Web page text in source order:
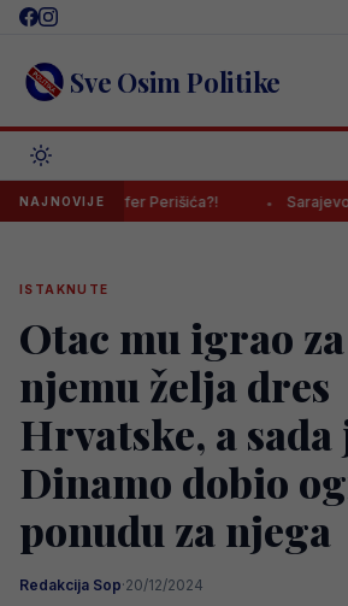
Skip
content Sve Osim Politike
NAJNOVIJE
transfer Perišića?! Sarajevo ipak
ISTAKNUTE
Otac mu igrao
njemu želja dres
Hrvatske, a sada
Dinamo dobio
ponudu za njega
Redakcija Sop·20/12/2024